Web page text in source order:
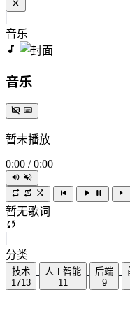
音乐
音乐
暂未播放
0:00 / 0:00
暂无歌词
分类
技术
1713
人工智能
11
后端
9